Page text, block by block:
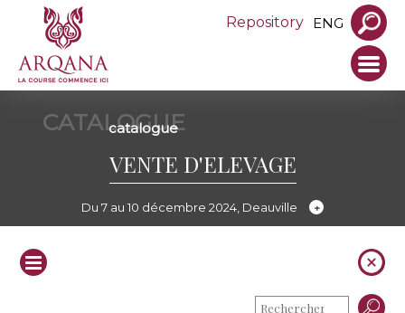
Repository ENG
CATALOGUE
catalogue
VENTE D'ELEVAGE
Du 7 au 10 décembre 2024, Deauville